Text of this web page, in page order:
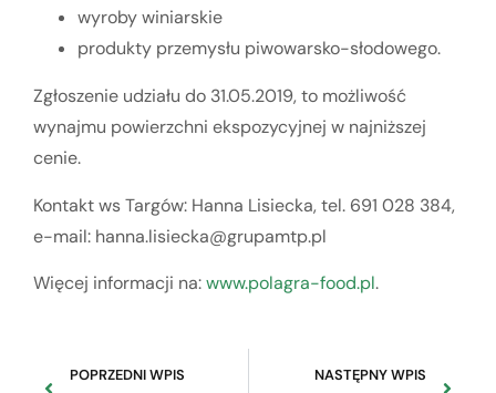
wyroby winiarskie
produkty przemysłu piwowarsko-słodowego.
Zgłoszenie udziału do 31.05.2019, to możliwość
wynajmu powierzchni ekspozycyjnej w najniższej
cenie.
Kontakt ws Targów: Hanna Lisiecka, tel. 691 028 384,
e-mail: hanna.lisiecka@grupamtp.pl
Więcej informacji na:www.polagra-food.pl.
POPRZEDNI WPIS NASTĘPNY WPIS